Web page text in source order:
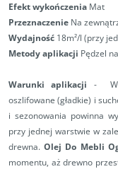
Efekt wykończenia Mat
Przeznaczenie Na
Wydajność 18m²/l (przy
Metody aplikacji Pędzel
Warunki aplikacji -
oszlifowane (gładkie) i
i sezonowania powinna
przy jednej warstwie w
drewna.Olej Do Mebli
momentu, aż drewno